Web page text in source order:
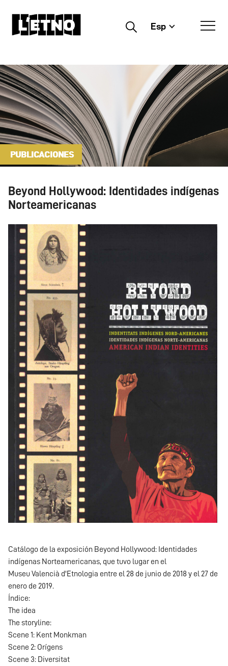
Buscar Esp
PUBLICACIONES
Beyond Hollywood: Identidades indígenas
Norteamericanas
Catálogo de la exposición Beyond Hollywood: Identidades
indígenas Norteamericanas, que tuvo lugar en el
Museu Valencià d'Etnologia entre el 28 de junio de 2018 y el 27 de
enero de 2019.
Índice:
The idea
The storyline:
Scene 1: Kent Monkman
Scene 2: Orígens
Scene 3: Diversitat